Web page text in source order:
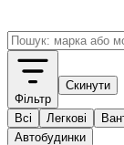
Фільтр
Скинути
Всі Легкові
Автобудинки